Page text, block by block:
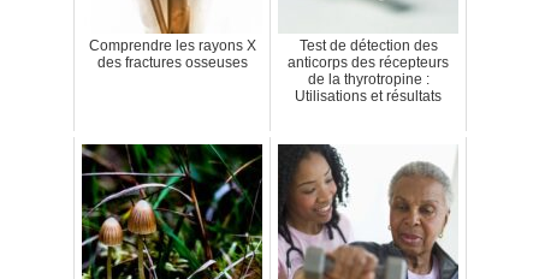
Comprendre les rayons X
des fractures osseuses
Test de détection des
anticorps des récepteurs
de la thyrotropine :
Utilisations et résultats